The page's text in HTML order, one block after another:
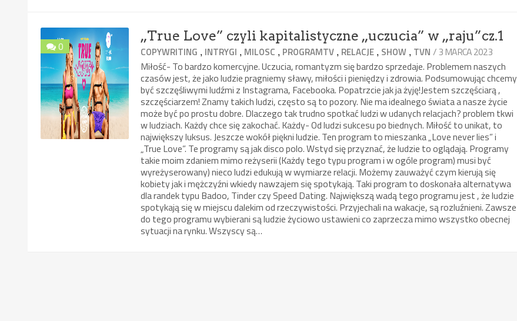
0
„True Love” czyli kapitalistyczne „uczucia” w „raju”cz.1
COPYWRITING , INTRYGI , MILOSC , PROGRAMTV , RELACJE , SHOW , TVN / 3 MARCA 2023
Miłość- To bardzo komercyjne. Uczucia, romantyzm się bardzo sprzedaje. Problemem naszych
czasów jest, że jako ludzie pragniemy sławy, miłości i pieniędzy i zdrowia. Podsumowując chcemy
być szczęśliwymi ludźmi z Instagrama, Facebooka. Popatrzcie jak ja żyję!Jestem szczęściarą ,
szczęściarzem! Znamy takich ludzi, często są to pozory. Nie ma idealnego świata a nasze życie
może być po prostu dobre. Dlaczego tak trudno spotkać ludzi w udanych relacjach? problem tkwi
w ludziach. Każdy chce się zakochać. Każdy- Od ludzi sukcesu po biednych. Miłość to unikat, to
największy luksus. Jeszcze wokół piękni ludzie. Ten program to mieszanka „Love never lies” i
„True Love”. Te programy są jak disco polo. Wstyd się przyznać, że ludzie to oglądają. Programy
takie moim zdaniem mimo reżyserii (Każdy tego typu program i w ogóle program) musi być
wyreżyserowany) nieco ludzi edukują w wymiarze relacji. Możemy zauważyć czym kierują się
kobiety jak i mężczyźni wkiedy nawzajem się spotykają. Taki program to doskonała alternatywa
dla randek typu Badoo, Tinder czy Speed Dating. Największą wadą tego programu jest , że ludzie
spotykają się w miejscu dalekim od rzeczywistości. Przyjechali na wakacje, są rozluźnieni. Zawsze
do tego programu wybierani są ludzie życiowo ustawieni co zaprzecza mimo wszystko obecnej
sytuacji na rynku. Wszyscy są…